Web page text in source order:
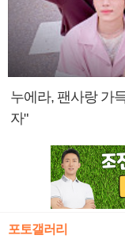
누에라, 팬사랑 가
자"
포토갤러리